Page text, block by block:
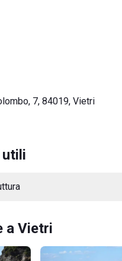
7, 84019, Vietri
a Vietri